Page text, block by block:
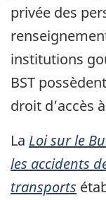
privée des
institutions
BST
droit d’accès
La Loi sur le
les accidents
transports